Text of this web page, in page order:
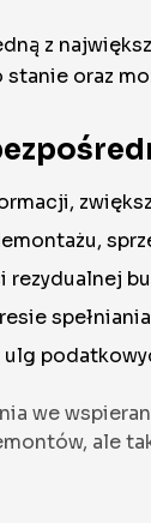
z
oraz
ulg
we
ale